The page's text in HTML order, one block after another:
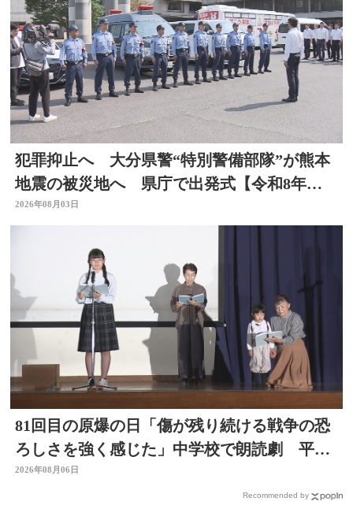
犯罪抑止へ 大分県警“特別警備部隊”が熊本
地震の被災地へ 県庁で出発式【令和8年熊
本地震】
2026年08月03日
81回目の原爆の日「傷が残り続ける戦争の恐
ろしさを強く感じた」中学校で朗読劇 平和
の大切さ学ぶ 大分
2026年08月06日
Recommended by